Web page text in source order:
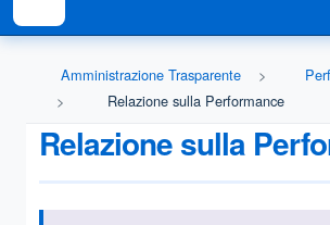
Amministrazione Trasparente
Relazione sulla Performance
Relazione sulla